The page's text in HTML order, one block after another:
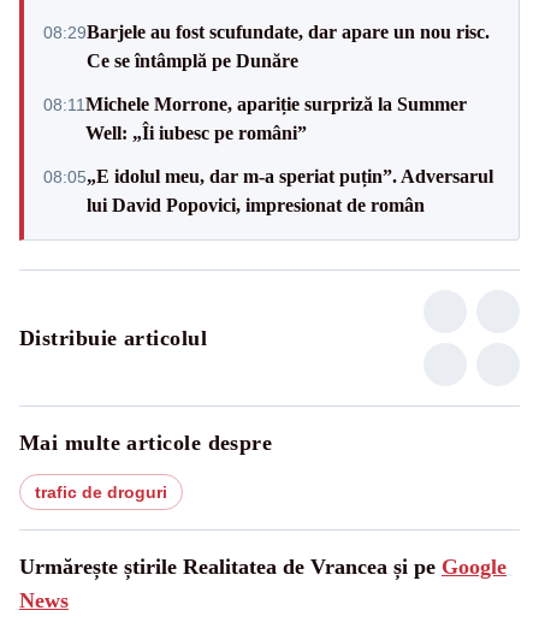
08:29Barjele au fost scufundate, dar apare un nou risc.
Ce se întâmplă pe Dunăre
08:11Michele Morrone, apariție surpriză la Summer
Well: „Îi iubesc pe români”
08:05„E idolul meu, dar m-a speriat puțin”. Adversarul
lui David Popovici, impresionat de român
Distribuie articolul
Mai multe articole despre
trafic de droguri
Urmărește știrile Realitatea de Vrancea și pe Google
News